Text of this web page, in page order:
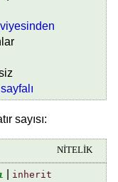
sayfalı
sayısı:
NİTELİK
inherit